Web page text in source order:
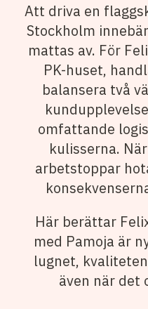
Att driva en
Stockholm
mattas av. För
PK-huset,
balansera två
omfattande
kulisserna.
arbetstoppar
Här berättar
med Pamoja är
lugnet,
även när det